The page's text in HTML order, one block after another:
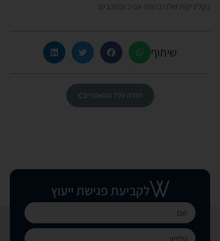
בקליניקות שלנו ברמת אביב ובמכבים.
שיתוף
חזרה לכל המאמרים
לקביעת פגישת ייעוץ